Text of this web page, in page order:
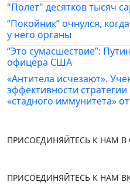
"Полет" десятков тысяч
“Покойник” очнулся,
у него органы
“Это сумасшествие”:
офицера США
«Антитела исчезают».
эффективности
«стадного иммунитета»
ПРИСОЕДИНЯЙТЕСЬ К НАМ
ПРИСОЕДИНЯЙТЕСЬ К НАМ